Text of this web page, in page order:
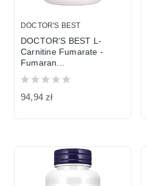
DOCTOR'S BEST
DOCTOR'S BEST L-
Carnitine Fumarate -
Fumaran...
94,94 zł